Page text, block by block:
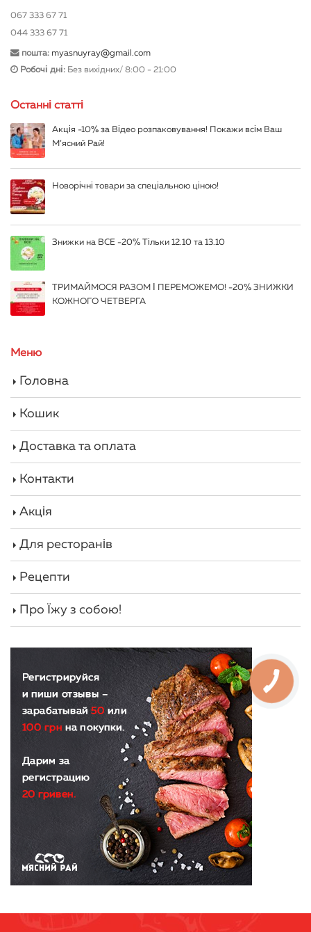
067 333 67 71
044 333 67 71
пошта: myasnuyray@gmail.com
Робочі дні: Без вихідних/ 8:00 - 21:00
Останні статті
Акція -10% за Відео розпаковування! Покажи всім Ваш
М’ясний Рай!
Новорічні товари за спеціальною ціною!
Знижки на ВСЕ -20% Тільки 12.10 та 13.10
ТРИМАЙМОСЯ РАЗОМ І ПЕРЕМОЖЕМО! -20% ЗНИЖКИ
КОЖНОГО ЧЕТВЕРГА
Меню
Головна
Кошик
Доставка та оплата
Контакти
Акція
Для ресторанів
Рецепти
Про Їжу з собою!